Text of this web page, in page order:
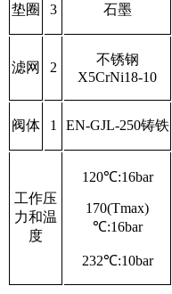
垫圈 3 石墨
滤网 2
不锈钢
X5CrNi18-10
阀体 1 EN-GJL-250铸铁
工作压
力和温
度
120℃:16bar
170(Tmax)
℃:16bar
232℃:10bar